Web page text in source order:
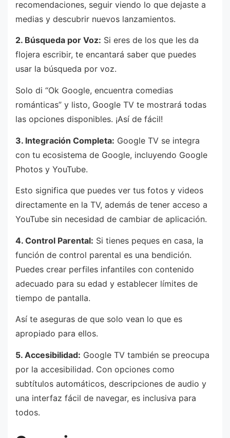
recomendaciones, seguir viendo lo que dejaste a
medias y descubrir nuevos lanzamientos.
2. Búsqueda por Voz: Si eres de los que les da
flojera escribir, te encantará saber que puedes
usar la búsqueda por voz.
Solo di “Ok Google, encuentra comedias
románticas” y listo, Google TV te mostrará todas
las opciones disponibles. ¡Así de fácil!
3. Integración Completa: Google TV se integra
con tu ecosistema de Google, incluyendo Google
Photos y YouTube.
Esto significa que puedes ver tus fotos y videos
directamente en la TV, además de tener acceso a
YouTube sin necesidad de cambiar de aplicación.
4. Control Parental: Si tienes peques en casa, la
función de control parental es una bendición.
Puedes crear perfiles infantiles con contenido
adecuado para su edad y establecer límites de
tiempo de pantalla.
Así te aseguras de que solo vean lo que es
apropiado para ellos.
5. Accesibilidad: Google TV también se preocupa
por la accesibilidad. Con opciones como
subtítulos automáticos, descripciones de audio y
una interfaz fácil de navegar, es inclusiva para
todos.